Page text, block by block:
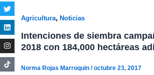
Agricultura, Noticias
Intenciones de siembra
2018 con 184,000 hectáreas
Norma Rojas Marroquin /octubre 23, 2017